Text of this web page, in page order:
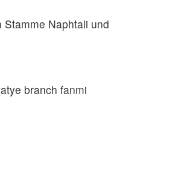
Naphtali und
branch fanmi